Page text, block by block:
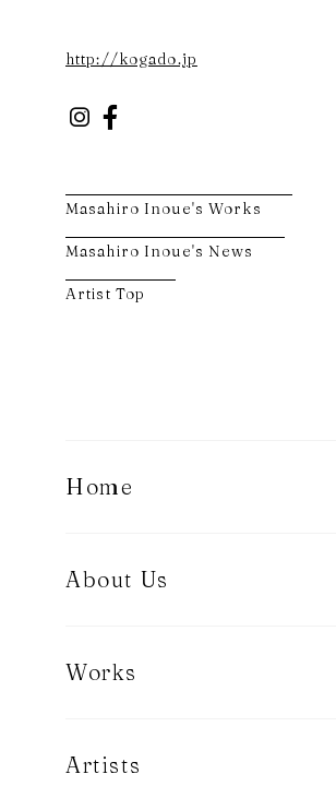
http://kogado.jp
Masahiro Inoue's Works
Masahiro Inoue's News
Artist Top
Home
About Us
Works
Artists